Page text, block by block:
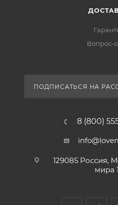
Вопрос-
ПОДПИСАТЬСЯ НА
8 (800)
129085 Россия,
мира